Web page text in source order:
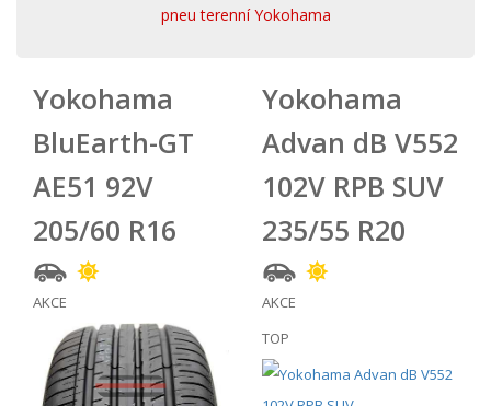
pneu terenní Yokohama
Yokohama
BluEarth-GT
AE51 92V
205/60 R16
AKCE
Yokohama
Advan dB V552
102V RPB SUV
235/55 R20
AKCE
TOP